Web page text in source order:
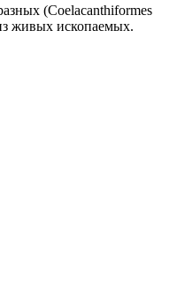
(Coelacanthiformes
живых ископаемых.